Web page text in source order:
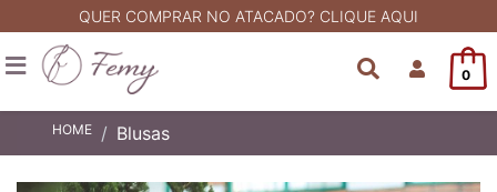
QUER COMPRAR NO ATACADO? CLIQUE AQUI
0
HOME Blusas